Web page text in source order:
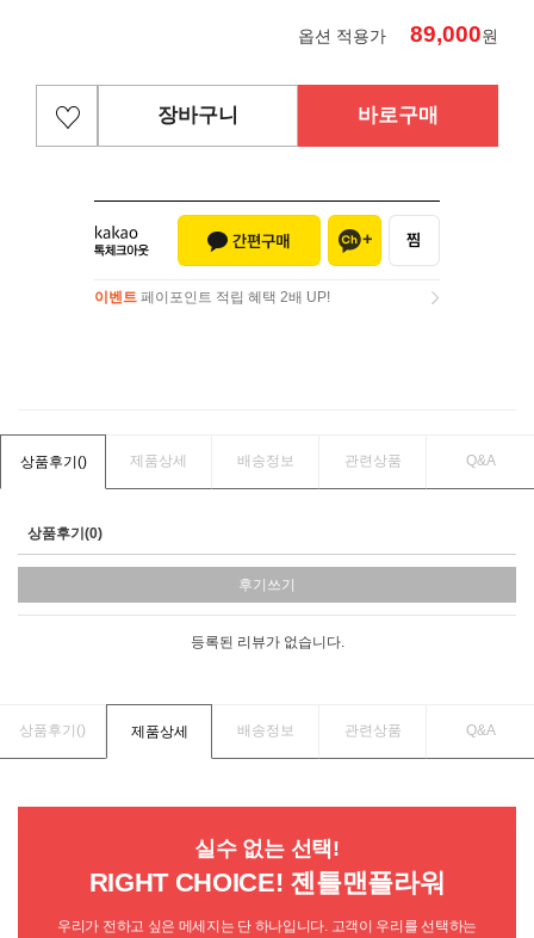
옵션 적용가 89,000원
장바구니 바로구매
이벤트 페이포인트 적립 혜택 2배 UP!
상품후기() 제품상세 배송정보 관련상품 Q&A
상품후기(0)
후기쓰기
등록된 리뷰가 없습니다.
상품후기() 제품상세 배송정보 관련상품 Q&A
실수 없는 선택!
RIGHT CHOICE! 젠틀맨플라워
우리가 전하고 싶은 메세지는 단 하나입니다. 고객이 우리를 선택하는